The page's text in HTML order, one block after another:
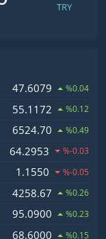
TRY
47.6079 %0.04
55.1172 %0.12
6524.70 %0.49
64.2953 %-0.03
1.1550 %-0.05
4258.67 %0.26
95.0900 %0.23
68.6000 %0.15